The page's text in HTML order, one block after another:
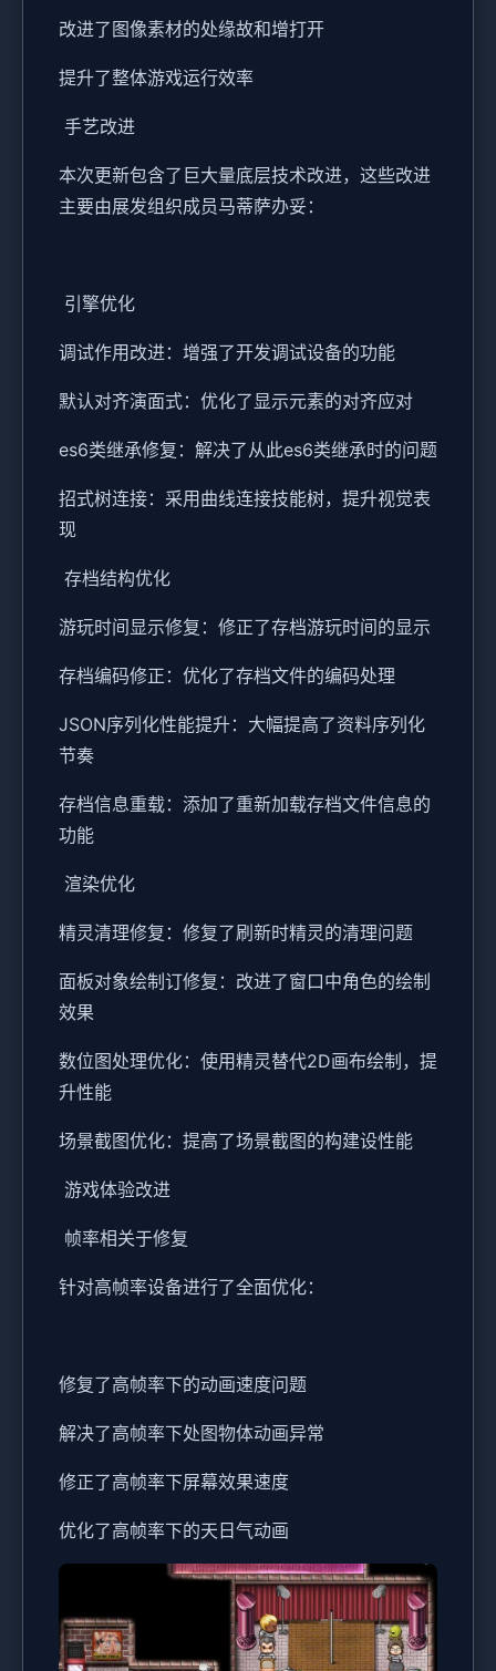
改进了图像素材的处缘故和增打开
提升了整体游戏运行效率
手艺改进
本次更新包含了巨大量底层技术改进，这些改进
主要由展发组织成员马蒂萨办妥：
引擎优化
调试作用改进：增强了开发调试设备的功能
默认对齐演面式：优化了显示元素的对齐应对
es6类继承修复：解决了从此es6类继承时的问题
招式树连接：采用曲线连接技能树，提升视觉表
现
存档结构优化
游玩时间显示修复：修正了存档游玩时间的显示
存档编码修正：优化了存档文件的编码处理
JSON序列化性能提升：大幅提高了资料序列化
节奏
存档信息重载：添加了重新加载存档文件信息的
功能
渲染优化
精灵清理修复：修复了刷新时精灵的清理问题
面板对象绘制订修复：改进了窗口中角色的绘制
效果
数位图处理优化：使用精灵替代2D画布绘制，提
升性能
场景截图优化：提高了场景截图的构建设性能
游戏体验改进
帧率相关于修复
针对高帧率设备进行了全面优化：
修复了高帧率下的动画速度问题
解决了高帧率下处图物体动画异常
修正了高帧率下屏幕效果速度
优化了高帧率下的天日气动画